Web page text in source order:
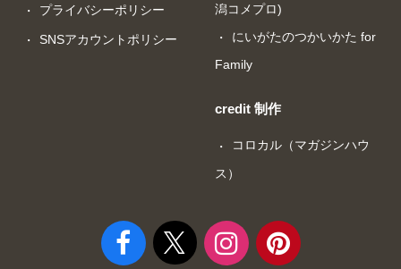
プライバシーポリシー
SNSアカウントポリシー
潟コメプロ)
にいがたのつかいかた for
Family
credit 制作
コロカル（マガジンハウ
ス）